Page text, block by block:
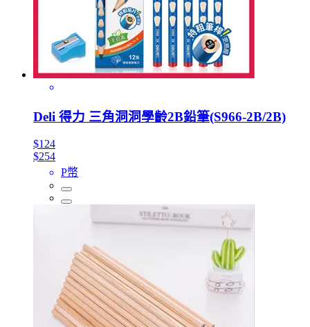
Deli 得力 三角洞洞學齡2B鉛筆(S966-2B/2B)
$124
$254
P幣